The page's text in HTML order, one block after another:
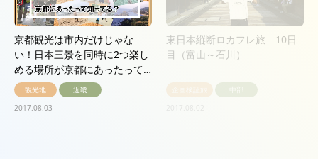
京都観光は市内だけじゃな
い！日本三景を同時に2つ楽し
める場所が京都にあったって…
観光地
近畿
2017.08.03
東日本縦断ロカフレ旅 10日
目（富山～石川）